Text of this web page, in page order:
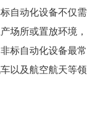
自动化设备不仅需
场所或置放环境，
标自动化设备最常
以及航空航天等领